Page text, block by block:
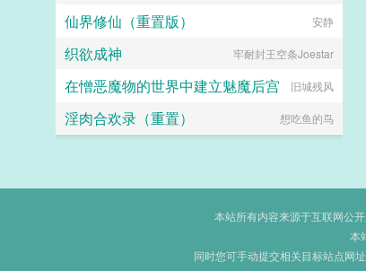
仙界修仙（重置版） 安静
织欲成神 牢耐封王空条Joestar
在憎恶魔物的世界中建立魅魔后宫 旧城残风
淫肉合欢录（重置） 想吃鱼的鸟
本站所有内容来源于互联网公
本
同时您可手动提交相关目标站点网